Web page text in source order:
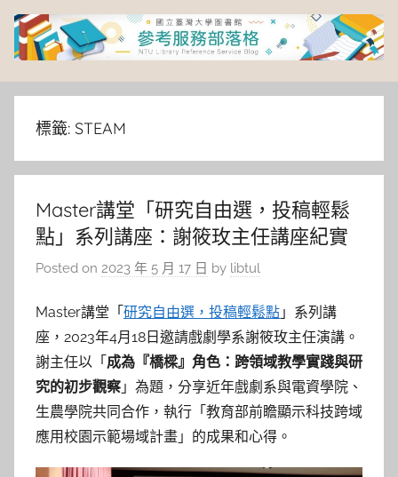
Skip
content
臺
灣
大
學
圖
書
館
參
考
標籤: STEAM
Master講堂「研究自由選，投稿輕鬆
點」系列講座：謝筱玫主任講座紀實
Posted on 2023 年 5 月 17 日 by libtul
Master講堂「研究自由選，投稿輕鬆點 」系列講
座，2023年4月18日邀請戲劇學系謝筱玫主任演講。
謝主任以「成為『橋樑』角色：跨領域教學實踐與研
究的初步觀察 」為題，分享近年戲劇系與電資學院、
生農學院共同合作，執行「教育部前瞻顯示科技跨域
應用校園示範場域計畫」的成果和心得。